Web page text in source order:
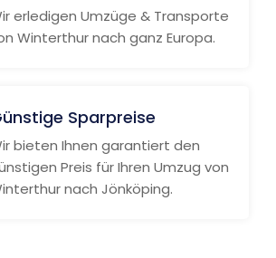
erledigen Umzüge & Transporte
Winterthur nach ganz Europa.
Sparpreise
bieten Ihnen garantiert den
Preis für Ihren Umzug von
nach Jönköping.